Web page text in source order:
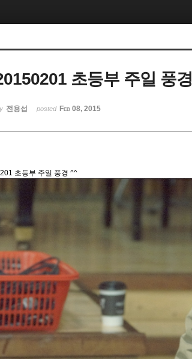
초등부 주일 풍경
전용섭 posted Feb 08, 2015
초등부 주일 풍경 ^^